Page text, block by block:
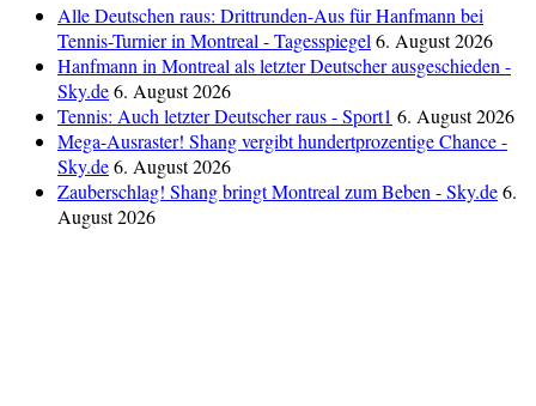
Alle Deutschen raus: Drittrunden-Aus für Hanfmann bei
Tennis-Turnier in Montreal - Tagesspiegel 6. August 2026
Hanfmann in Montreal als letzter Deutscher ausgeschieden -
Sky.de6. August 2026
Tennis: Auch letzter Deutscher raus - Sport1 6. August 2026
Mega-Ausraster! Shang vergibt hundertprozentige Chance -
Sky.de6. August 2026
Zauberschlag! Shang bringt Montreal zum Beben - Sky.de6.
August 2026